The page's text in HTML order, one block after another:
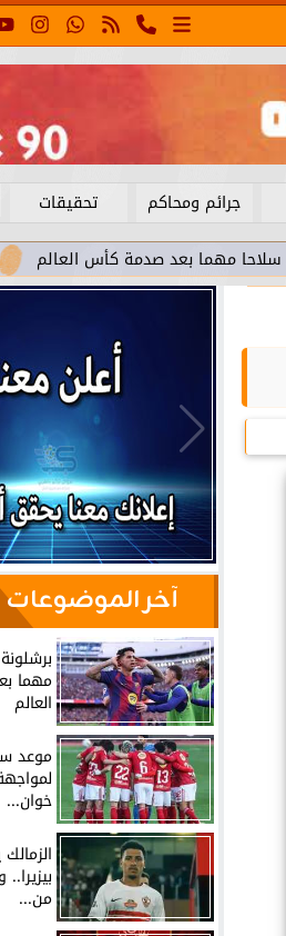
جرائم ومحاكم
تحقيقات
برشلونة
صدمة كأس العالم
آخر الموضوعات
مهما
العالم
موعد
خوان...
من...